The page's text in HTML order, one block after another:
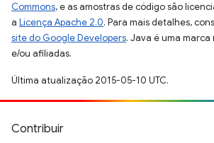
Commons, e as amostras de código são
a Licença Apache 2.0. Para mais detalhes,
site do Google Developers. Java é uma
e/ou afiliadas.
Última atualização 2015-05-10 UTC.
Contribuir